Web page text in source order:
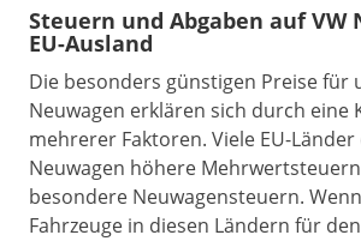
Steuern und Abgaben aufVW
EU-Ausland
Die besonders günstigen Preise für
Neuwagen erklären sich durch eine
mehrerer Faktoren. Viele EU-
Neuwagen höhere
besondere Neuwagensteuern.
Fahrzeuge in diesen Ländern für